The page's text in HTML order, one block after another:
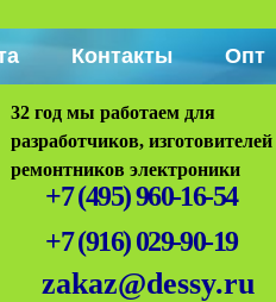
Контакты Опт
32 год мы работаем для
разработчиков,
ремонтников электроники
+7 (495) 960-16-54
+7 (916) 029-90-19
zakaz@dessy.ru